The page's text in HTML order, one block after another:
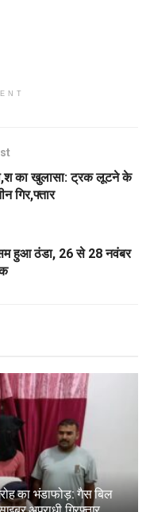
का खुलासा: ट्रक लूटने के
गिर,फ्तार
हुआ ठंडा, 26 से 28 नवंबर
का भंडाफोड़: गैस बिल